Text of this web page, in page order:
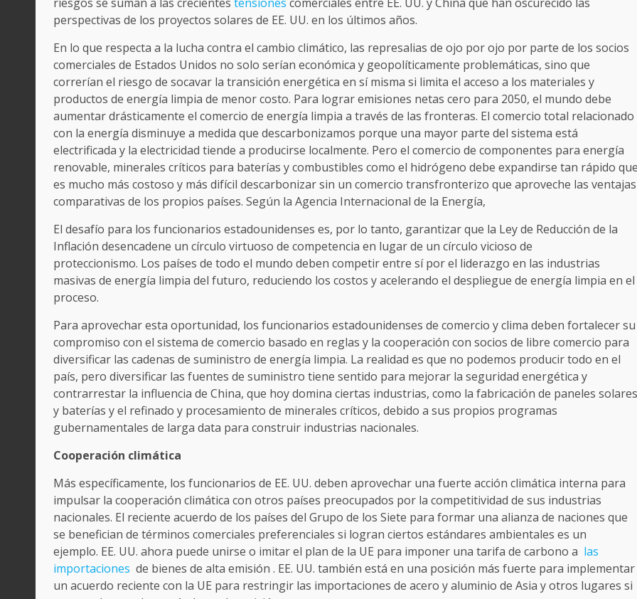
perspectivas de los proyectos solares de EE. UU. en los últimos años.
En lo que respecta a la lucha contra el cambio climático, las represalias de ojo por ojo por parte de los socios
comerciales de Estados Unidos no solo serían económica y geopolíticamente problemáticas, sino que
correrían el riesgo de socavar la transición energética en sí misma si limita el acceso a los materiales y
productos de energía limpia de menor costo. Para lograr emisiones netas cero para 2050, el mundo debe
aumentar drásticamente el comercio de energía limpia a través de las fronteras. El comercio total relacionado
con la energía disminuye a medida que descarbonizamos porque una mayor parte del sistema está
electrificada y la electricidad tiende a producirse localmente. Pero el comercio de componentes para energía
renovable, minerales críticos para baterías y combustibles como el hidrógeno debe expandirse tan rápido
es mucho más costoso y más difícil descarbonizar sin un comercio transfronterizo que aproveche las ventajas
comparativas de los propios países. Según la Agencia Internacional de la Energía,
El desafío para los funcionarios estadounidenses es, por lo tanto, garantizar que la Ley de Reducción de la
Inflación desencadene un círculo virtuoso de competencia en lugar de un círculo vicioso de
proteccionismo. Los países de todo el mundo deben competir entre sí por el liderazgo en las industrias
masivas de energía limpia del futuro, reduciendo los costos y acelerando el despliegue de energía limpia en el
proceso.
Para aprovechar esta oportunidad, los funcionarios estadounidenses de comercio y clima deben fortalecer su
compromiso con el sistema de comercio basado en reglas y la cooperación con socios de libre comercio para
diversificar las cadenas de suministro de energía limpia. La realidad es que no podemos producir todo en el
país, pero diversificar las fuentes de suministro tiene sentido para mejorar la seguridad energética y
contrarrestar la influencia de China, que hoy domina ciertas industrias, como la fabricación de paneles solares
y baterías y el refinado y procesamiento de minerales críticos, debido a sus propios programas
gubernamentales de larga data para construir industrias nacionales.
Cooperación climática
Más específicamente, los funcionarios de EE. UU. deben aprovechar una fuerte acción climática interna para
impulsar la cooperación climática con otros países preocupados por la competitividad de sus industrias
nacionales. El reciente acuerdo de los países del Grupo de los Siete para formar una alianza de naciones que
se benefician de términos comerciales preferenciales si logran ciertos estándares ambientales es un
ejemplo. EE. UU. ahora puede unirse o imitar el plan de la UE para imponer una tarifa de carbono a las
importaciones de bienes de alta emisión . EE. UU. también está en una posición más fuerte para implementar
un acuerdo reciente con la UE para restringir las importaciones de acero y aluminio de Asia y otros lugares si